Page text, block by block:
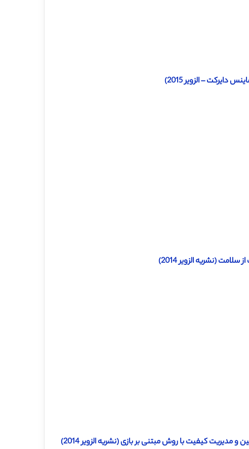
– الزویر 2015)
(نشریه الزویر 2014)
مدیریت کیفیت با روش مبتنی بر بازی (نشریه الزویر 2014)